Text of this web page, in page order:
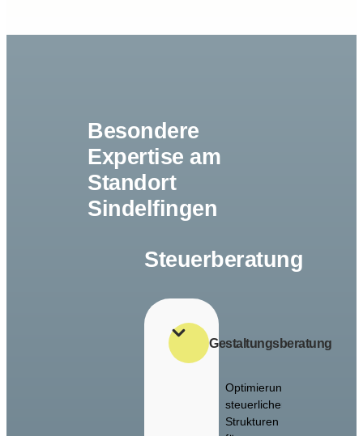
Besondere
Expertise am
Standort
Sindelfingen
Steuerberatung
Gestaltungsberatung
Optimierung
steuerlicher
Strukturen